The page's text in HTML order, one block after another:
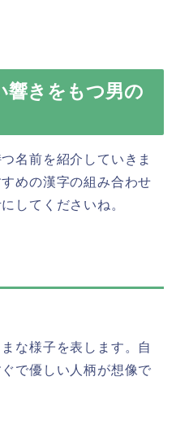
響きをもつ男の
名前を紹介していきま
めの漢字の組み合わせ
してくださいね。
な様子を表します。自
で優しい人柄が想像で